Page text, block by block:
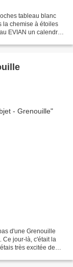
tableau blanc
la chemise à étoiles
EVIAN un calendrier
d'une Grenouille
Ce jour-là, c'était la
très excitée de